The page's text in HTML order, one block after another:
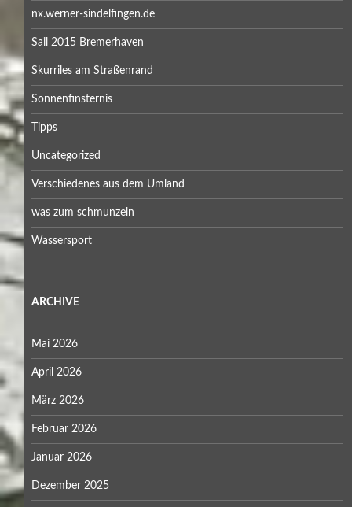
nx.werner-sindelfingen.de
Sail 2015 Bremerhaven
Skurriles am Straßenrand
Sonnenfinsternis
Tipps
Uncategorized
Verschiedenes aus dem Umland
was zum schmunzeln
Wassersport
ARCHIVE
Mai 2026
April 2026
März 2026
Februar 2026
Januar 2026
Dezember 2025